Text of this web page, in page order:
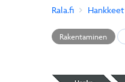
Rala.fi Hankkeet
Rakentaminen